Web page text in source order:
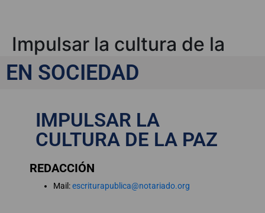
Impulsar la cultura de la
paz
EN SOCIEDAD
IMPULSAR LA
CULTURA DE LA PAZ
REDACCIÓN
Mail:escriturapublica@notariado.org